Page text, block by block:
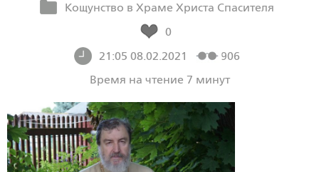
Кощунство в Храме Христа Спасителя
0
21:05 08.02.2021
906
Время на чтение 7 минут